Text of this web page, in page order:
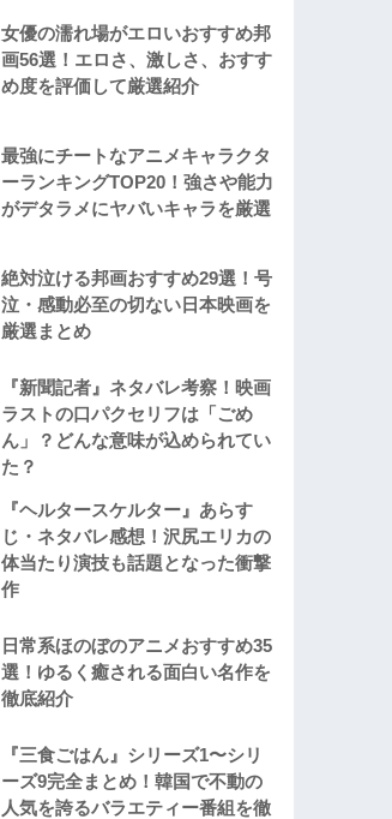
女優の濡れ場がエロいおすすめ邦
画56選！エロさ、激しさ、おすす
め度を評価して厳選紹介
最強にチートなアニメキャラクタ
ーランキングTOP20！強さや能力
がデタラメにヤバいキャラを厳選
絶対泣ける邦画おすすめ29選！号
泣・感動必至の切ない日本映画を
厳選まとめ
『新聞記者』ネタバレ考察！映画
ラストの口パクセリフは「ごめ
ん」？どんな意味が込められてい
た？
『ヘルタースケルター』あらす
じ・ネタバレ感想！沢尻エリカの
体当たり演技も話題となった衝撃
作
日常系ほのぼのアニメおすすめ35
選！ゆるく癒される面白い名作を
徹底紹介
『三食ごはん』シリーズ1〜シリ
ーズ9完全まとめ！韓国で不動の
人気を誇るバラエティー番組を徹